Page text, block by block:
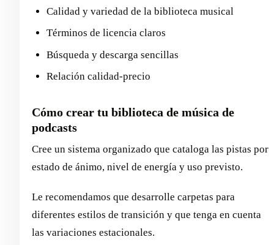
Calidad y variedad de la biblioteca musical
Términos de licencia claros
Búsqueda y descarga sencillas
Relación calidad-precio
Cómo crear tu biblioteca de música de
podcasts
Cree un sistema organizado que cataloga las pistas por
estado de ánimo, nivel de energía y uso previsto.
Le recomendamos que desarrolle carpetas para
diferentes estilos de transición y que tenga en cuenta
las variaciones estacionales.